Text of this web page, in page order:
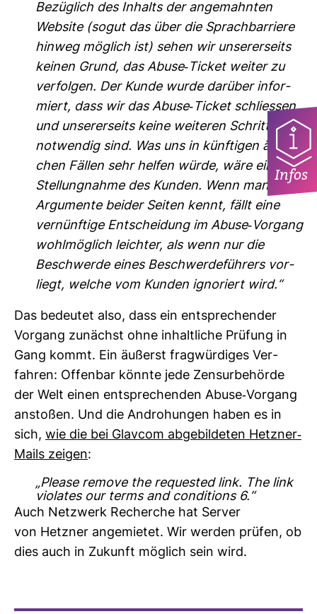
Bezüg­lich des Inhalts der ange­mahnten
Web­site (sogut das über die Sprach­bar­riere
hinweg mög­lich ist) sehen wir unse­rer­seits
keinen Grund, das Abuse-​Ticket weiter zu
ver­folgen. Der Kunde wurde dar­über infor­
miert, dass wir das Abuse-​Ticket schliessen,
und unse­rer­seits keine wei­teren Schritte
not­wendig sind. Was uns in künf­tigen ähn­li­
chen Fällen sehr helfen würde, wäre eine
Stel­lung­nahme des Kunden. Wenn man die
Argu­mente beider Seiten kennt, fällt eine
ver­nünf­tige Ent­schei­dung im Abuse-​Vor­gang
wohl­mög­lich leichter, als wenn nur die
Beschwerde eines Beschwer­de­füh­rers vor­
liegt, welche vom Kunden igno­riert wird.“
Das bedeutet also, dass ein ent­spre­chender
Vor­gang zunächst ohne inhalt­liche Prü­fung in
Gang kommt. Ein äußerst frag­wür­diges Ver­
fahren: Offenbar könnte jede Zen­sur­be­hörde
der Welt einen ent­spre­chenden Abuse-​Vor­gang
anstoßen. Und die Andro­hungen haben es in
sich, wie die bei Glavcom abge­bil­deten Hetzner-​
Mails zeigen:
„Please remove the requested link. The link
violates our terms and conditions 6.“
Auch Netz­werk Recherche hat Server
von Hetzner ange­mietet. Wir werden prüfen, ob
dies auch in Zukunft mög­lich sein wird.
Infos